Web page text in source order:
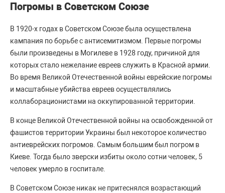
Погромы в Советском Союзе
В 1920-х годах в Советском Союзе была осуществлена
кампания по борьбе с антисемитизмом. Первые погромы
были произведены в Могилеве в 1928 году, причиной для
которых стало нежелание евреев служить в Красной армии.
Во время Великой Отечественной войны еврейские погромы
и масштабные убийства евреев осуществлялись
коллаборационистами на оккупированной территории.
В конце Великой Отечественной войны на освобожденной от
фашистов территории Украины был некоторое количество
антиеврейских погромов. Самым большим был погром в
Киеве. Тогда было зверски избиты около сотни человек, 5
человек умерло в госпитале.
В Советском Союзе никак не притеснялся возрастающий